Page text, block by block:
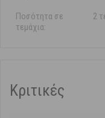
Ποσότητα σε
τεμάχια:
2
Κριτικές